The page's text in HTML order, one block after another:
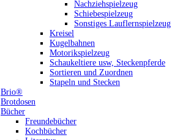
Nachziehspielzeug
Schiebespielzeug
Sonstiges Lauflernspielzeug
Kreisel
Kugelbahnen
Motorikspielzeug
Schaukeltiere usw, Steckenpferde
Sortieren und Zuordnen
Stapeln und Stecken
Brio®
Brotdosen
Bücher
Freundebücher
Kochbücher